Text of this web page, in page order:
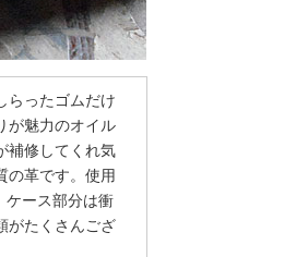
らったゴムだけ
が魅力のオイル
補修してくれ気
の革です。使用
ケース部分は衝
がたくさんござ